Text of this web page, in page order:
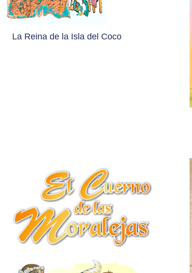
La Reina de la Isla del Coco